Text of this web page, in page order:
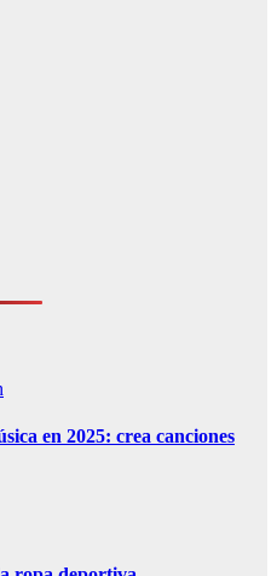
en 2025: crea canciones